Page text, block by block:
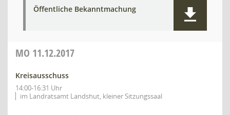
Öffentliche Bekanntmachung
MO 11.12.2017
Kreisausschuss
14:00-16:31 Uhr
im Landratsamt Landshut, kleiner Sitzungssaal